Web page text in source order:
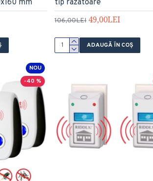
mm
tip razatoare
106,00LEI 49,00LEI
ADAUGĂ ÎN COŞ
NOU
-40 %